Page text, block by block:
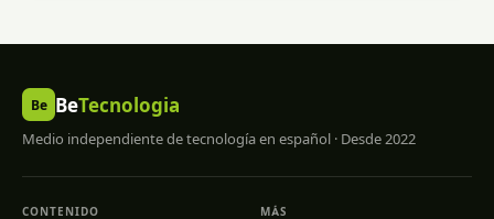
Be BeTecnologia
Medio independiente de tecnología en español · Desde 2022
CONTENIDO MÁS